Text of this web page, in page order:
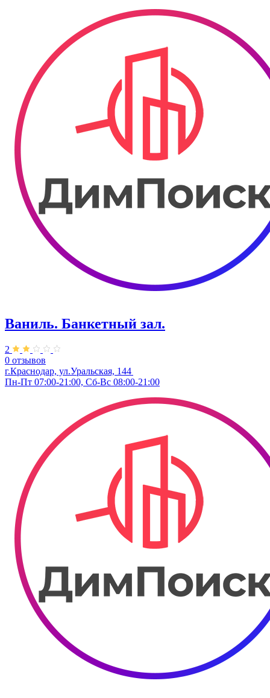
Ваниль. Банкетный зал.
2
0 отзывов
г.Краснодар, ул.Уральская, 144
Пн-Пт 07:00-21:00, Сб-Вс 08:00-21:00